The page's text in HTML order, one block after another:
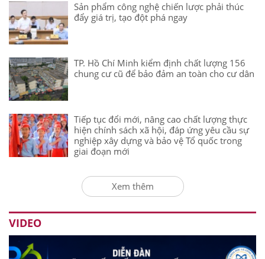
Sản phẩm công nghệ chiến lược phải thúc
đẩy giá trị, tạo đột phá ngay
TP. Hồ Chí Minh kiểm định chất lượng 156
chung cư cũ để bảo đảm an toàn cho cư dân
Tiếp tục đổi mới, nâng cao chất lượng thực
hiện chính sách xã hội, đáp ứng yêu cầu sự
nghiệp xây dựng và bảo vệ Tổ quốc trong
giai đoạn mới
Xem thêm
VIDEO